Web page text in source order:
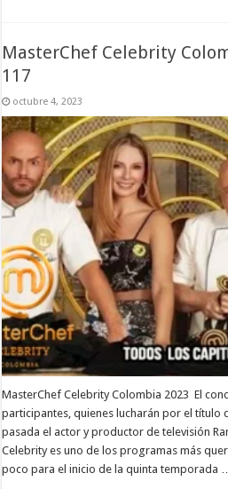
MasterChef Celebrity
117
octubre 4, 2023
MasterChef Celebrity Colombia 2023 El
participantes, quienes lucharán por el título
pasada el actor y productor de televisión
Celebrity es uno de los programas más
poco para el inicio de la quinta temporada